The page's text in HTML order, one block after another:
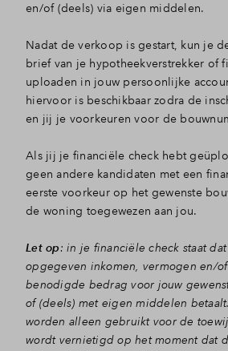
en/of (deels) via eigen middelen.
Nadat de verkoop is gestart, kun je
brief van je hypotheekverstrekker of
uploaden in jouw persoonlijke
hiervoor is beschikbaar zodra de
en jij je voorkeuren voor de
Als jij je financiële check hebt
geen andere kandidaten met een
eerste voorkeur op het gewenste
de woning toegewezen aan jou.
Let op: in je financiële check staat
opgegeven inkomen, vermogen en/
benodigde bedrag voor jouw
of (deels) met eigen middelen
worden alleen gebruikt voor de
wordt vernietigd op het moment dat